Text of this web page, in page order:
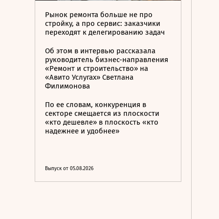
Рынок ремонта больше не про
стройку, а про сервис: заказчики
переходят к делегированию задач
Об этом в интервью рассказала
руководитель бизнес-направления
«Ремонт и строительство» на
«Авито Услугах» Светлана
Филимонова
По ее словам, конкуренция в
секторе смещается из плоскости
«кто дешевле» в плоскость «кто
надежнее и удобнее»
Выпуск от 05.08.2026